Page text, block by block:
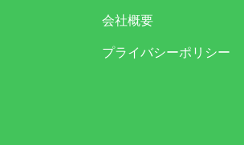
会社概要
プライバシーポリシー